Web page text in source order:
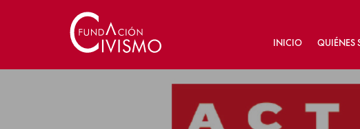
INICIO QUIÉNES